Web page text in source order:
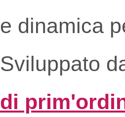
e dinamica
Sviluppato
di